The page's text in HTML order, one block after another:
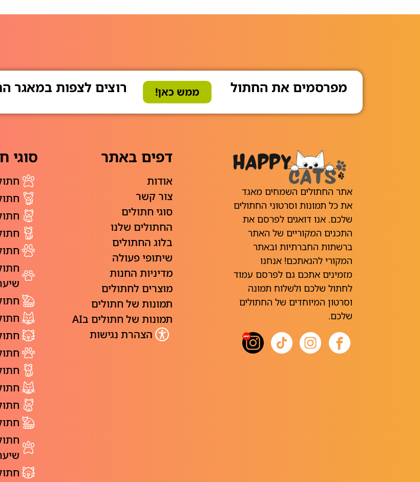
מפרסמים את החתול ממש כאן! רוצים לצפות במאגר
אתר החתולים השמחים מאגד
את כל תמונות וסרטוני החתולים
שלכם. אנו דואגים לפרסם את
התכנים המקוריים של האתר
ברשתות החברתיות ובאתר
המקורי להנאתכם! אנחנו
מזמינים אתכם גם לפרסם עמוד
לחתול שלכם ולשלוח תמונה
וסרטון המיוחדים של החתולים
שלכם.
דפים באתר
אודות
צור קשר
סוגי חתולים
החתולים שלנו
בלוג החתולים
שיתופי פעולה
מדיניות החנות
מוצרים לחתולים
תמונות של חתולים
תמונות של חתולים בAI
הצהרת נגישות
סוגי